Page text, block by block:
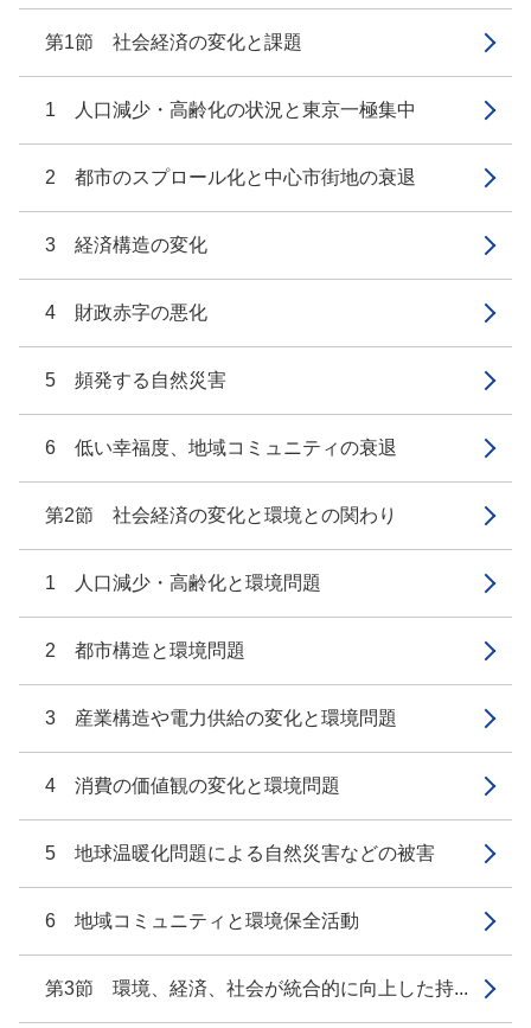
第1節 社会経済の変化と課題
1 人口減少・高齢化の状況と東京一極集中
2 都市のスプロール化と中心市街地の衰退
3 経済構造の変化
4 財政赤字の悪化
5 頻発する自然災害
6 低い幸福度、地域コミュニティの衰退
第2節 社会経済の変化と環境との関わり
1 人口減少・高齢化と環境問題
2 都市構造と環境問題
3 産業構造や電力供給の変化と環境問題
4 消費の価値観の変化と環境問題
5 地球温暖化問題による自然災害などの被害
6 地域コミュニティと環境保全活動
第3節 環境、経済、社会が統合的に向上した持...